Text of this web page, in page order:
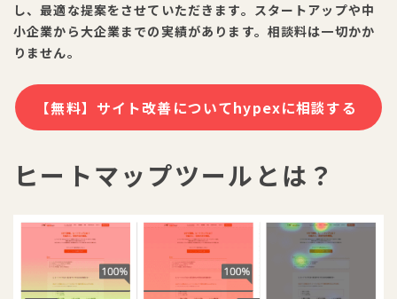
し、最適な提案をさせていただきます。スタートアップや中
小企業から大企業までの実績があります。相談料は一切かか
りません。
【無料】サイト改善についてhypexに相談する
ヒートマップツールとは？